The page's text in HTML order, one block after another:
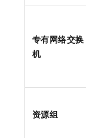
专有网络交换
机
资源组